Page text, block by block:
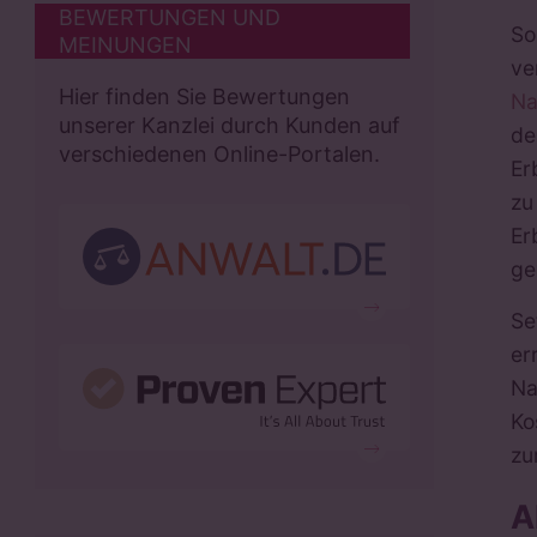
BEWERTUNGEN UND
MEINUNGEN
Hier finden Sie Bewertungen
unserer Kanzlei durch Kunden auf
verschiedenen Online-Portalen.